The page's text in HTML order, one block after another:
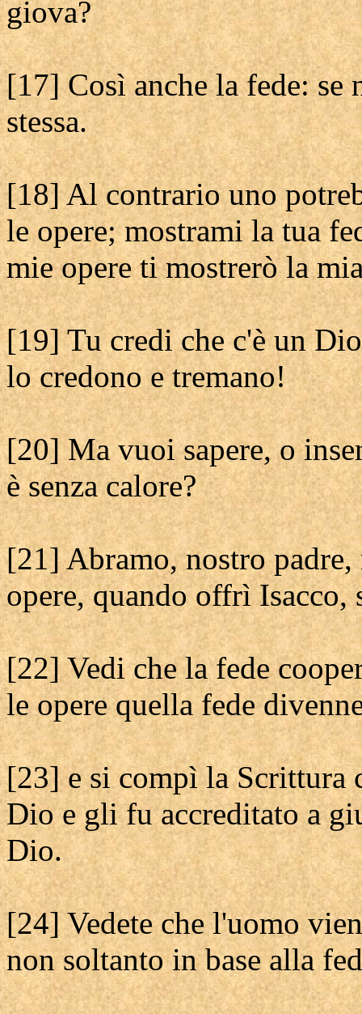
giova?
[17] Così anche la fede: se
stessa.
[18] Al contrario uno
le opere; mostrami la tua
mie opere ti mostrerò la
[19] Tu credi che c'è un
lo credono e tremano!
[20] Ma vuoi sapere, o
è senza calore?
[21] Abramo, nostro
opere, quando offrì
[22] Vedi che la fede
le opere quella fede
[23] e si compì la Scrittura
Dio e gli fu accreditato a
Dio.
[24] Vedete che l'uomo
non soltanto in base alla